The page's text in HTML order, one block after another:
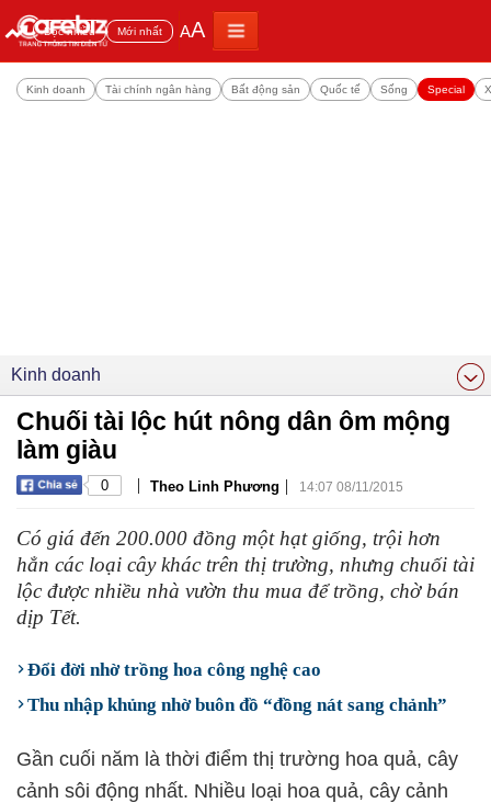
Đọc nhiều Mới nhất AA
Kinh doanh Tài chính ngân hàng Bất động sản Quốc tế Sống Special
Kinh doanh
Chuối tài lộc hút nông dân ôm mộng
làm giàu
0 | Theo Linh Phương | 14:07 08/11/2015
Có giá đến 200.000 đồng một hạt giống, trội hơn
hẳn các loại cây khác trên thị trường, nhưng chuối tài
lộc được nhiều nhà vườn thu mua để trồng, chờ bán
dịp Tết.
Đổi đời nhờ trồng hoa công nghệ cao
Thu nhập khủng nhờ buôn đồ “đồng nát sang chảnh”
Gần cuối năm là thời điểm thị trường hoa quả, cây
cảnh sôi động nhất. Nhiều loại hoa quả, cây cảnh